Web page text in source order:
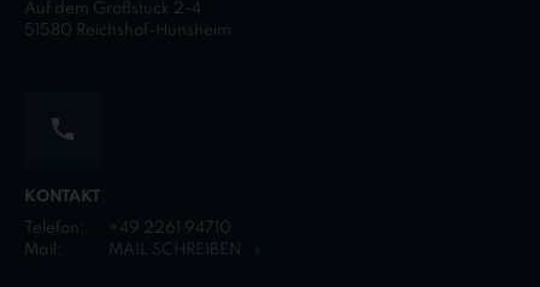
Auf dem Großstück 2-4
51580 Reichshof-Hunsheim
KONTAKT
Telefon:
+49 2261 94710
Mail:
MAIL SCHREIBEN